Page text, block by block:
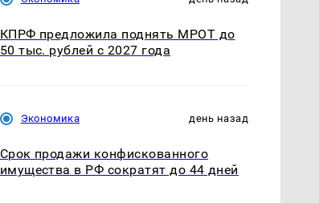
КПРФ предложила поднять МРОТ до
50 тыс. рублей с 2027 года
Экономика день назад
Срок продажи конфискованного
имущества в РФ сократят до 44 дней